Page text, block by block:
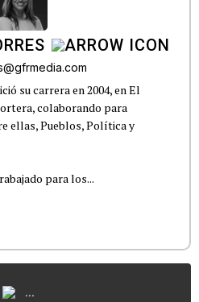
su carrera en 2004, en El
colaborando para
ellas, Pueblos, Política y
para los...
...